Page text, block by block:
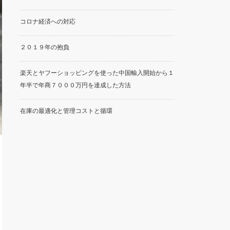
コロナ経済への対応
２０１９年の抱負
楽天とヤフーショッピングを使った中国輸入開始から１
年半で年商７０００万円を達成した方法
在庫の最適化と管理コストと循環